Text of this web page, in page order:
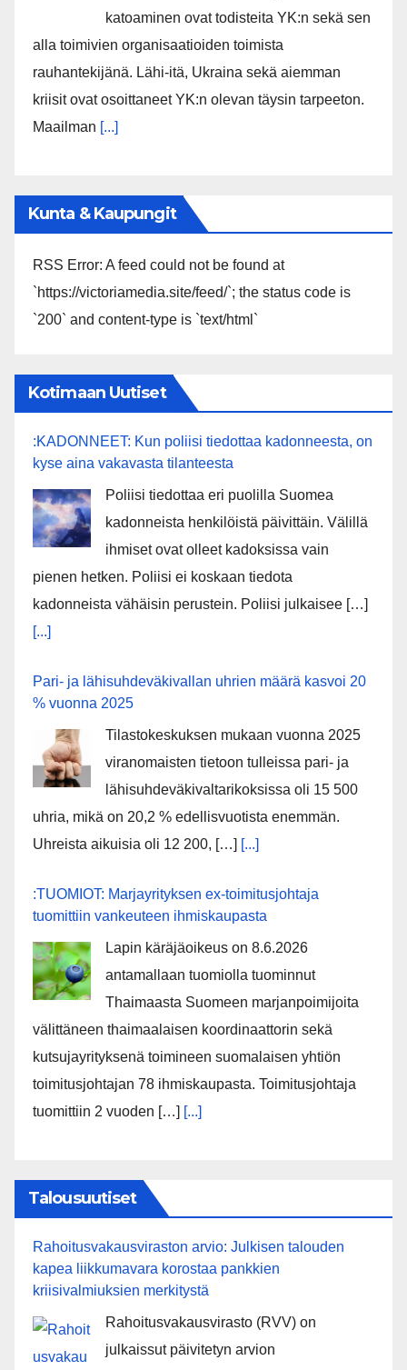
katoaminen ovat todisteita YK:n sekä sen
alla toimivien organisaatioiden toimista
rauhantekijänä. Lähi-itä, Ukraina sekä aiemman
kriisit ovat osoittaneet YK:n olevan täysin tarpeeton.
Maailman [...]
Kunta & Kaupungit
RSS Error: A feed could not be found at
`https://victoriamedia.site/feed/`; the status code is
`200` and content-type is `text/html`
Kotimaan Uutiset
:KADONNEET: Kun poliisi tiedottaa kadonneesta, on
kyse aina vakavasta tilanteesta
Poliisi tiedottaa eri puolilla Suomea
kadonneista henkilöistä päivittäin. Välillä
ihmiset ovat olleet kadoksissa vain
pienen hetken. Poliisi ei koskaan tiedota
kadonneista vähäisin perustein. Poliisi julkaisee […]
[...]
Pari- ja lähisuhdeväkivallan uhrien määrä kasvoi 20
% vuonna 2025
Tilastokeskuksen mukaan vuonna 2025
viranomaisten tietoon tulleissa pari- ja
lähisuhdeväkivaltarikoksissa oli 15 500
uhria, mikä on 20,2 % edellisvuotista enemmän.
Uhreista aikuisia oli 12 200, […] [...]
:TUOMIOT: Marjayrityksen ex-toimitusjohtaja
tuomittiin vankeuteen ihmiskaupasta
Lapin käräjäoikeus on 8.6.2026
antamallaan tuomiolla tuominnut
Thaimaasta Suomeen marjanpoimijoita
välittäneen thaimaalaisen koordinaattorin sekä
kutsujayrityksenä toimineen suomalaisen yhtiön
toimitusjohtajan 78 ihmiskaupasta. Toimitusjohtaja
tuomittiin 2 vuoden […] [...]
Talousuutiset
Rahoitusvakausviraston arvio: Julkisen talouden
kapea liikkumavara korostaa pankkien
kriisivalmiuksien merkitystä
Rahoitusvakausvirasto (RVV) on
julkaissut päivitetyn arvion